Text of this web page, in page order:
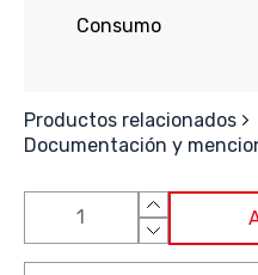
Consumo
Productos relacionados
Documentación y